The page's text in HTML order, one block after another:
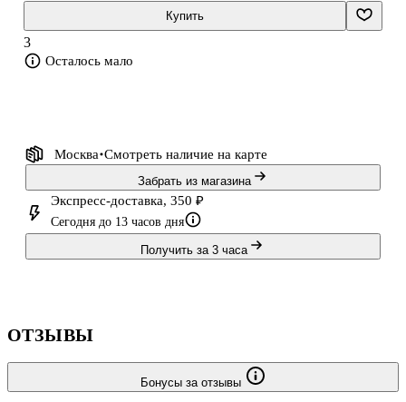
Купить
3
Осталось мало
Москва Смотреть наличие на карте
Забрать из магазина
Экспресс-доставка, 350 ₽
Сегодня до 13 часов дня
Получить за 3 часа
ОТЗЫВЫ
Бонусы за отзывы